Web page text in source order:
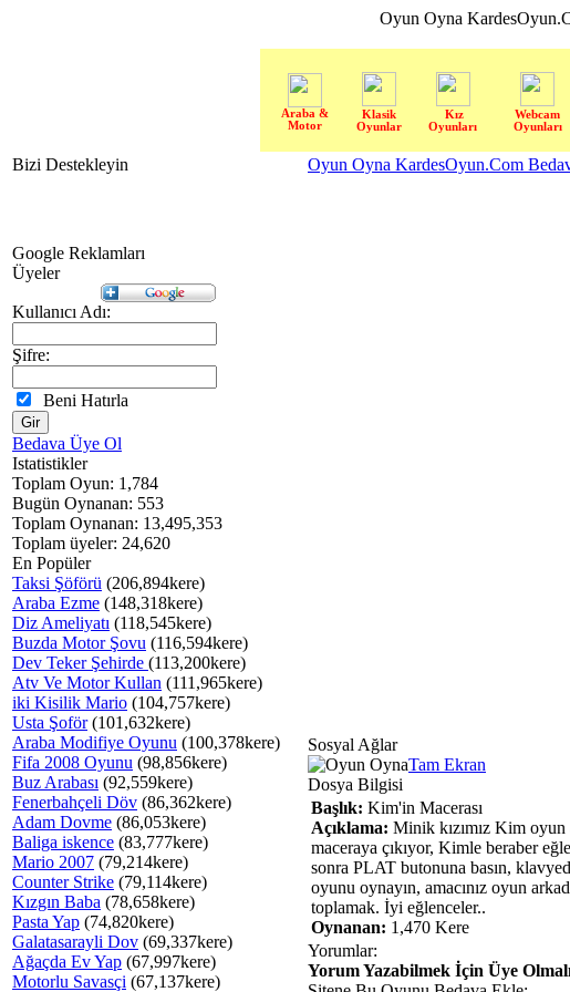
Oyun Oyna
Araba &
Motor
Klasik
Oyunlar
Kız
Oyunları
Webcam
Oyunları
Bizi Destekleyin
Google Reklamları
Üyeler
Kullanıcı Adı:
Şifre:
Beni Hatırla
Bedava Üye Ol
Istatistikler
Toplam Oyun: 1,784
Bugün Oynanan: 553
Toplam Oynanan: 13,495,353
Toplam üyeler: 24,620
En Popüler
Taksi Şöförü (206,894kere)
Araba Ezme (148,318kere)
Diz Ameliyatı (118,545kere)
Buzda Motor Şovu (116,594kere)
Dev Teker Şehirde (113,200kere)
Atv Ve Motor Kullan (111,965kere)
iki Kisilik Mario (104,757kere)
Usta Şoför(101,632kere)
Araba Modifiye Oyunu (100,378kere)
Fifa 2008 Oyunu (98,856kere)
Buz Arabası (92,559kere)
Fenerbahçeli Döv (86,362kere)
Adam Dovme (86,053kere)
Baliga iskence (83,777kere)
Mario 2007 (79,214kere)
Counter Strike (79,114kere)
Kızgın Baba (78,658kere)
Pasta Yap (74,820kere)
Galatasarayli Dov (69,337kere)
Ağaçda Ev Yap (67,997kere)
Motorlu Savasçi (67,137kere)
Oyun Oyna KardesOyun.Com
Sosyal Ağlar
Tam Ekran
Dosya Bilgisi
Başlık: Kim'in Macerası
Açıklama: Minik kızımız Kim oyun
maceraya çıkıyor, Kimle beraber
sonra PLAT butonuna basın,
oyunu oynayın, amacınız oyun
toplamak. İyi eğlenceler..
Oynanan: 1,470 Kere
Yorumlar:
Yorum Yazabilmek İçin Üye